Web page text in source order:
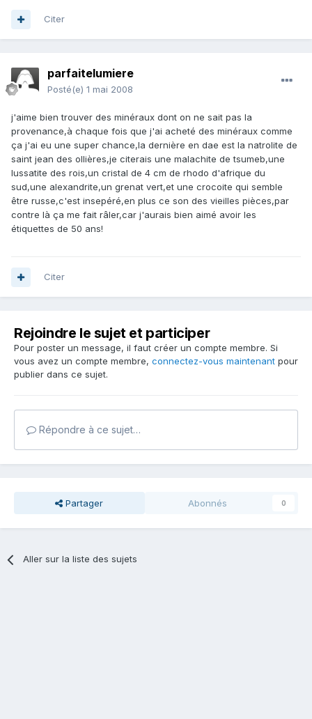
Citer
parfaitelumiere
Posté(e) 1 mai 2008
j'aime bien trouver des minéraux dont on ne sait pas la
provenance,à chaque fois que j'ai acheté des minéraux comme
ça j'ai eu une super chance,la dernière en dae est la natrolite de
saint jean des ollières,je citerais une malachite de tsumeb,une
lussatite des rois,un cristal de 4 cm de rhodo d'afrique du
sud,une alexandrite,un grenat vert,et une crocoite qui semble
être russe,c'est insepéré,en plus ce son des vieilles pièces,par
contre là ça me fait râler,car j'aurais bien aimé avoir les
étiquettes de 50 ans!
Citer
Rejoindre le sujet et participer
Pour poster un message, il faut créer un compte membre. Si
vous avez un compte membre, connectez-vous maintenant pour
publier dans ce sujet.
Répondre à ce sujet…
Partager Abonnés 0
Aller sur la liste des sujets